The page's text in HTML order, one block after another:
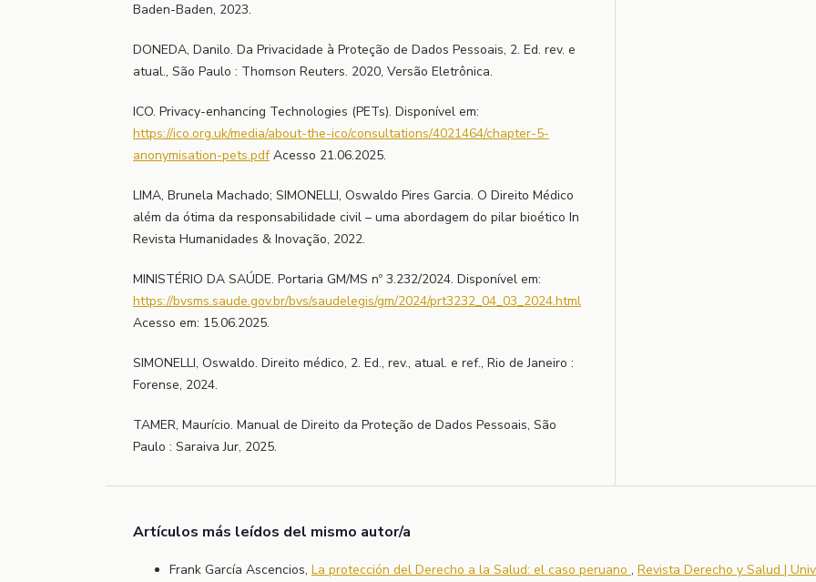
Baden-Baden, 2023.
DONEDA, Danilo. Da Privacidade à Proteção de Dados Pessoais, 2. Ed. rev. e
atual., São Paulo : Thomson Reuters. 2020, Versão Eletrônica.
ICO. Privacy-enhancing Technologies (PETs). Disponível em:
https://ico.org.uk/media/about-the-ico/consultations/4021464/chapter-5-
anonymisation-pets.pdfAcesso 21.06.2025.
LIMA, Brunela Machado; SIMONELLI, Oswaldo Pires Garcia. O Direito Médico
além da ótima da responsabilidade civil – uma abordagem do pilar bioético In
Revista Humanidades & Inovação, 2022.
MINISTÉRIO DA SAÚDE. Portaria GM/MS nº 3.232/2024. Disponível em:
https://bvsms.saude.gov.br/bvs/saudelegis/gm/2024/prt3232_04_03_2024.html
Acesso em: 15.06.2025.
SIMONELLI, Oswaldo. Direito médico, 2. Ed., rev., atual. e ref., Rio de Janeiro :
Forense, 2024.
TAMER, Maurício. Manual de Direito da Proteção de Dados Pessoais, São
Paulo : Saraiva Jur, 2025.
Artículos más leídos del mismo autor/a
Frank García Ascencios, La protección del Derecho a la Salud: el caso peruano , Revista Derecho y Salud |